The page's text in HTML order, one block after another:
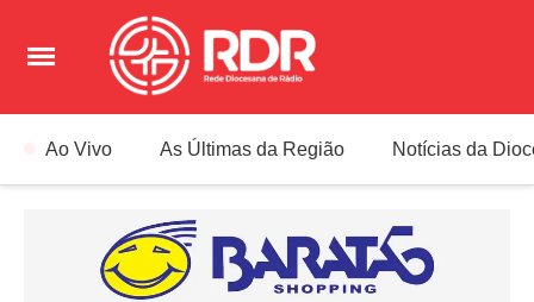
Ao Vivo As Últimas da Região Notícias da